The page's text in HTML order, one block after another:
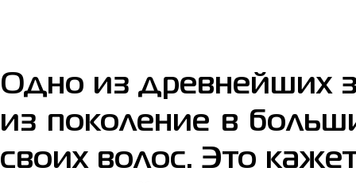
Одно из древнейших
из поколение в
своих волос. Это